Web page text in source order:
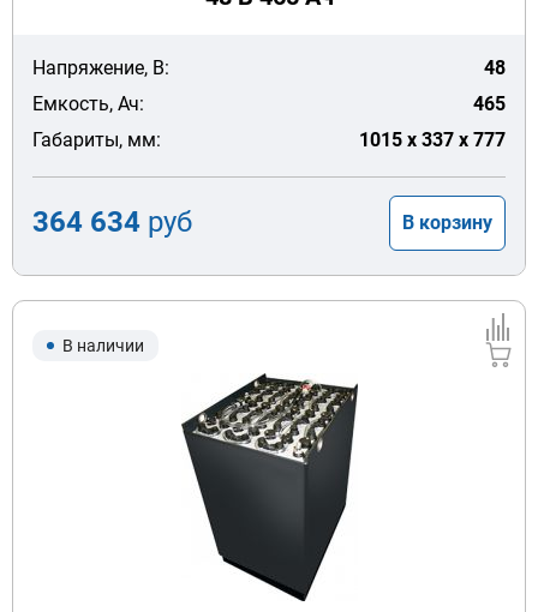
Напряжение, В:
48
Емкость, Ач:
465
Габариты, мм:
1015 x 337 x 777
364 634 руб В корзину
В наличии